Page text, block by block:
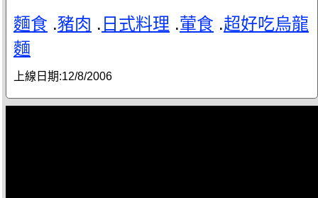
麵食 .豬肉 . 日式料理 .葷食 .超好吃烏龍
麵
上線日期:12/8/2006